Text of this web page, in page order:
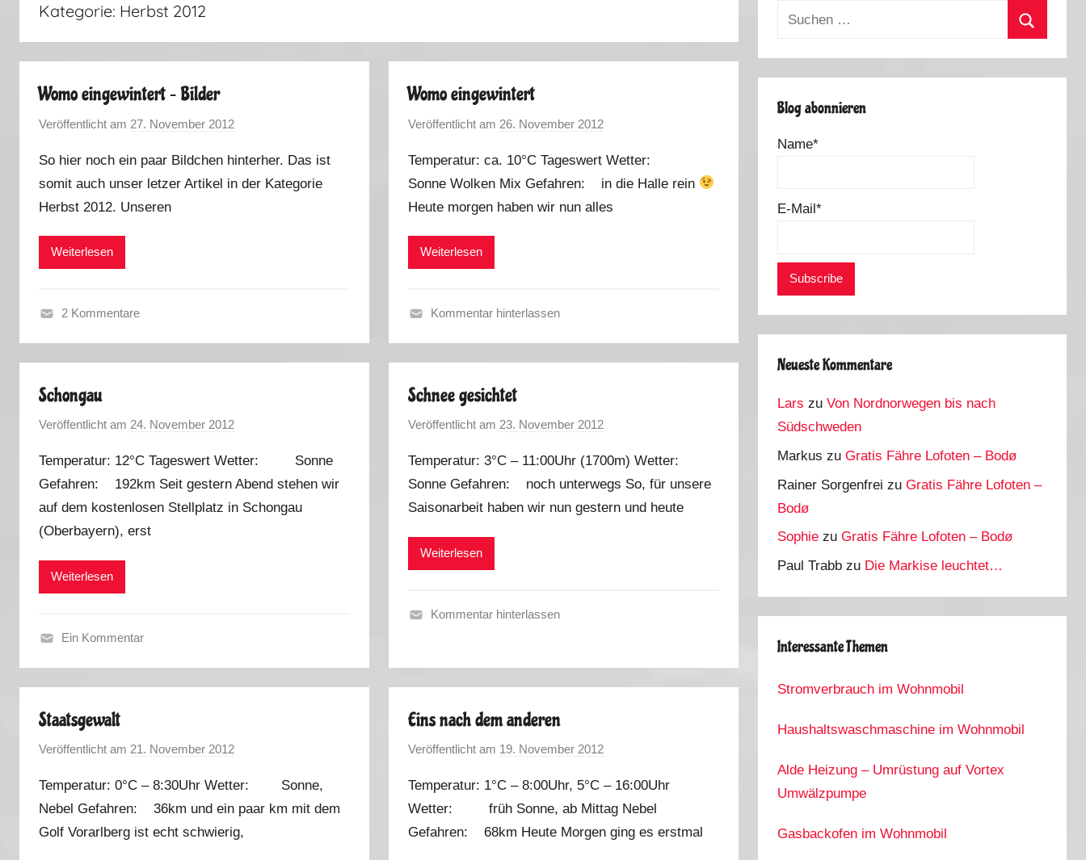
Kategorie: Herbst 2012
Womo eingewintert – Bilder
Veröffentlicht am 27. November 2012
n
M
So hier noch ein paar Bildchen hinterher. Das ist
somit auch unser letzer Artikel in der Kategorie
Herbst 2012. Unseren
Weiterlesen
b
s
2
0
1
2
2 Kommentare
Womo eingewintert
Veröffentlicht am 26. November 2012
n
M
a
Temperatur: ca. 10°C Tageswert Wetter:
Sonne Wolken Mix Gefahren: in die Halle rein
Heute morgen haben wir nun alles
Weiterlesen
b
s
2
0
1
Kommentar hinterlassen
Schongau
Veröffentlicht am 24. November 2012
n
M
a
Temperatur: 12°C Tageswert Wetter: Sonne
Gefahren: 192km Seit gestern Abend stehen wir
auf dem kostenlosen Stellplatz in Schongau
(Oberbayern), erst
Weiterlesen
b
s
2
0
1
Ein Kommentar
Schnee gesichtet
Veröffentlicht am 23. November 2012
n
M
a
Temperatur: 3°C – 11:00Uhr (1700m) Wetter:
Sonne Gefahren: noch unterwegs So, für unsere
Saisonarbeit haben wir nun gestern und heute
Weiterlesen
s
0
1
2
Kommentar hinterlassen
Staatsgewalt
Veröffentlicht am 21. November 2012
n
M
a
Temperatur: 0°C – 8:30Uhr Wetter: Sonne,
Nebel Gefahren: 36km und ein paar km mit dem
Golf Vorarlberg ist echt schwierig,
Eins nach dem anderen
Veröffentlicht am 19. November 2012
n
M
a
Temperatur: 1°C – 8:00Uhr, 5°C – 16:00Uhr
Wetter: früh Sonne, ab Mittag Nebel
Gefahren: 68km Heute Morgen ging es erstmal
Suchen
Blog abonnieren
Name*
E-Mail*
Neueste Kommentare
Lars zuVon Nordnorwegen bis nach
Südschweden
Markus zuGratis Fähre Lofoten – Bodø
Rainer Sorgenfrei zuGratis Fähre Lofoten –
Bodø
Sophie zuGratis Fähre Lofoten – Bodø
Paul Trabb zu Die Markise leuchtet…
Interessante Themen
Stromverbrauch im Wohnmobil
Haushaltswaschmaschine im Wohnmobil
Alde Heizung – Umrüstung auf Vortex
Umwälzpumpe
Gasbackofen im Wohnmobil